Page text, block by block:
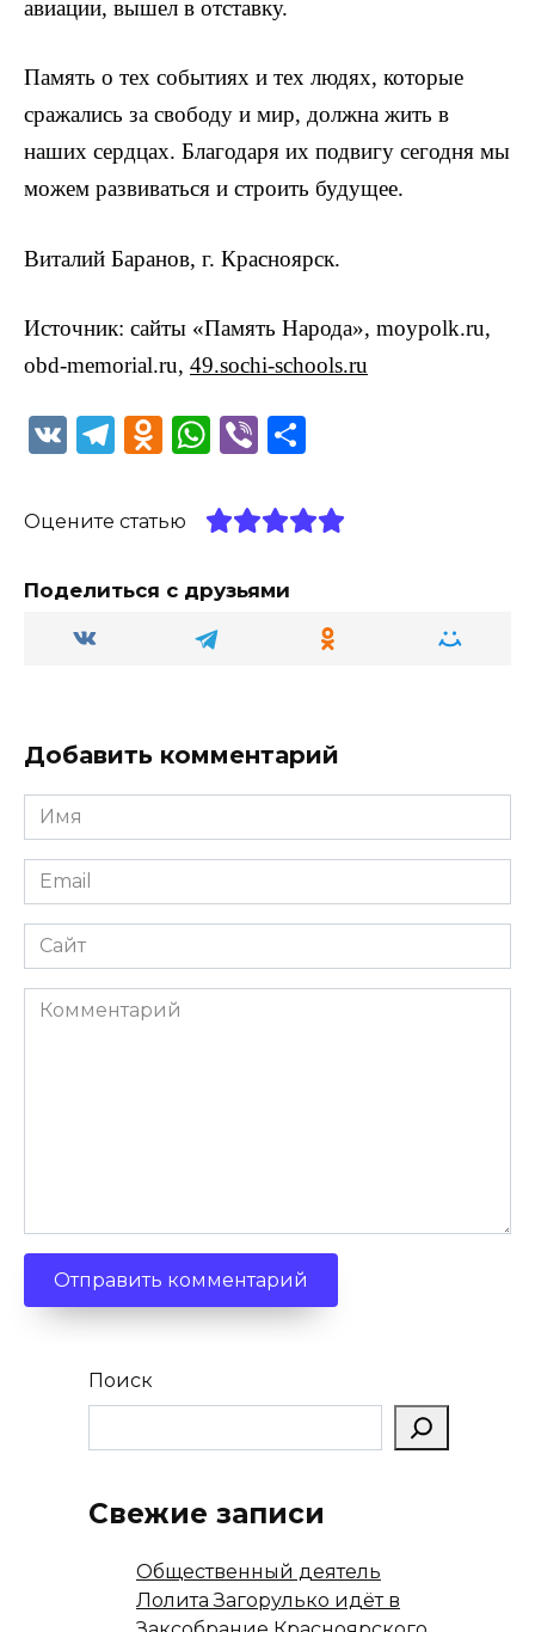
авиации, вышел в отставку.
Память о тех событиях и тех людях, которые
сражались за свободу и мир, должна жить в
наших сердцах. Благодаря их подвигу сегодня мы
можем развиваться и строить будущее.
Виталий Баранов, г. Красноярск.
Источник: сайты «Память Народа», moypolk.ru,
obd-memorial.ru, 49.sochi-schools.ru
V
T
e
ra
O
n
kl
ki
W
a
ts
A
p
p
Vi
er п
р
в
и
ь
Оцените статью
Поделиться с друзьями
Добавить комментарий
Имя
Email
Сайт
Комментарий
Поиск
Свежие записи
Общественный деятель
Лолита Загорулько идёт в